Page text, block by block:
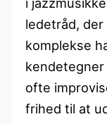
ledetråd,
komplekse
kendetegner
ofte
frihed til at